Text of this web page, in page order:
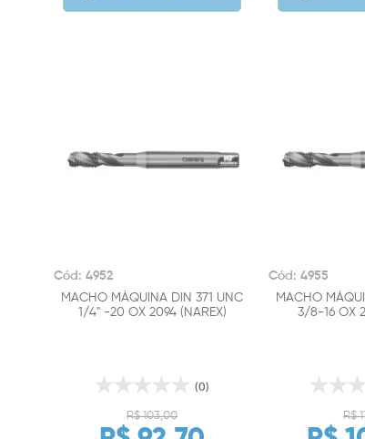
Cód: 4952
MACHO MÁQUINA DIN 371 UNC
1/4" -20 OX 2094 (NAREX)
(0)
R$ 103,00
Cód: 4955
MACHO
3/8-16 OX
R$